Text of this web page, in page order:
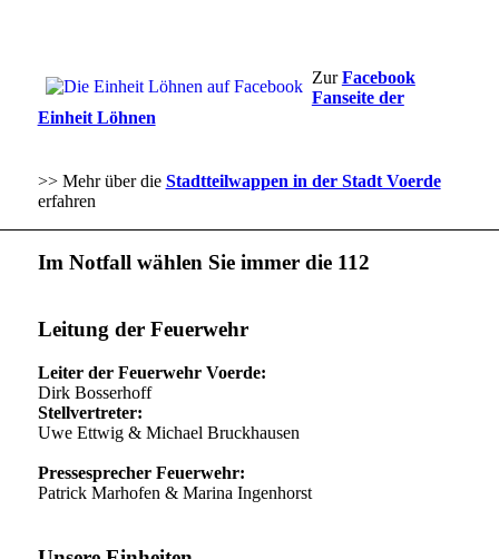
ZurFacebook
Fanseite der
Einheit Löhnen
>> Mehr über die Stadtteilwappen in der Stadt Voerde
erfahren
Im Notfall wählen Sie immer die 112
Leitung der Feuerwehr
Leiter der Feuerwehr Voerde:
Dirk Bosserhoff
Stellvertreter:
Uwe Ettwig & Michael Bruckhausen
Pressesprecher Feuerwehr:
Patrick Marhofen & Marina Ingenhorst